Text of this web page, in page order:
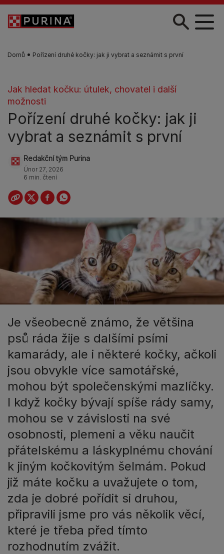
Skip to main content
Domů Pořízení druhé kočky: jak ji vybrat a seznámit s první
Jak hledat kočku: útulek, chovatel i další
možnosti
Pořízení druhé kočky: jak ji
vybrat a seznámit s první
Redakční tým Purina
Únor 27, 2026
6 min. čtení
Je všeobecně známo, že většina
psů ráda žije s dalšími psími
kamarády, ale i některé kočky, ačkoli
jsou obvykle více samotářské,
mohou být společenskými mazlíčky.
I když kočky bývají spíše rády samy,
mohou se v závislosti na své
osobnosti, plemeni a věku naučit
přátelskému a láskyplnému chování
k jiným kočkovitým šelmám. Pokud
již máte kočku a uvažujete o tom,
zda je dobré pořídit si druhou,
připravili jsme pro vás několik věcí,
které je třeba před tímto
rozhodnutím zvážit.